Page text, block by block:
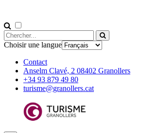
Choisir une langue
Contact
Anselm Clavé, 2 08402 Granollers
+34 93 879 49 80
turisme@granollers.cat